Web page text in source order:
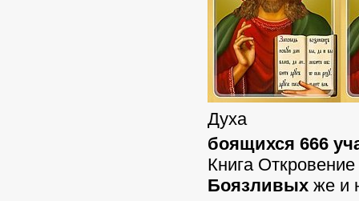
Духа
боящихся 666
Книга
Боязливых же и